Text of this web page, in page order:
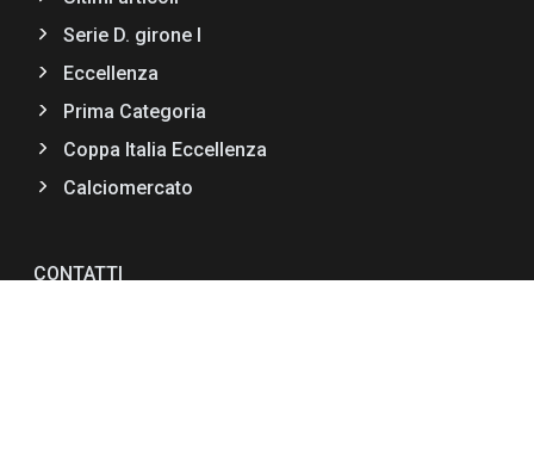
Serie D. girone I
Eccellenza
Prima Categoria
Coppa Italia Eccellenza
Calciomercato
CONTATTI